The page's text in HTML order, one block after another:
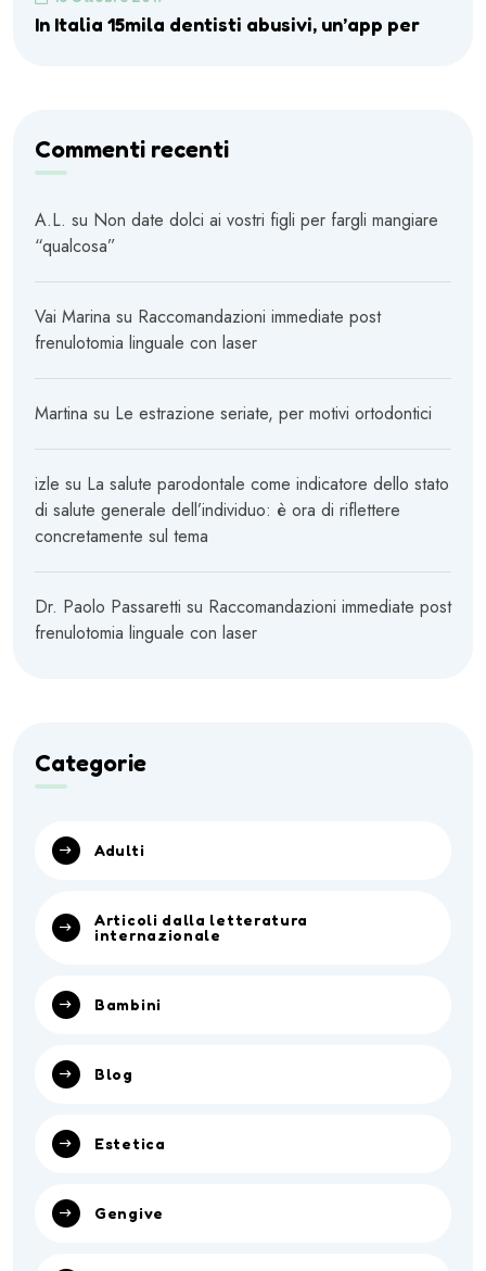
In Italia 15mila dentisti abusivi, un’app per
Commenti recenti
A.L. su Non date dolci ai vostri figli per fargli mangiare
“qualcosa”
Vai Marina su Raccomandazioni immediate post
frenulotomia linguale con laser
Martina su Le estrazione seriate, per motivi ortodontici
izle su La salute parodontale come indicatore dello stato
di salute generale dell’individuo: è ora di riflettere
concretamente sul tema
Dr. Paolo Passaretti su Raccomandazioni immediate post
frenulotomia linguale con laser
Categorie
Adulti
Articoli dalla letteratura
internazionale
Bambini
Blog
Estetica
Gengive